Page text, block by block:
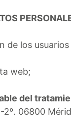
de los usuarios
web;
del
2º. 06800